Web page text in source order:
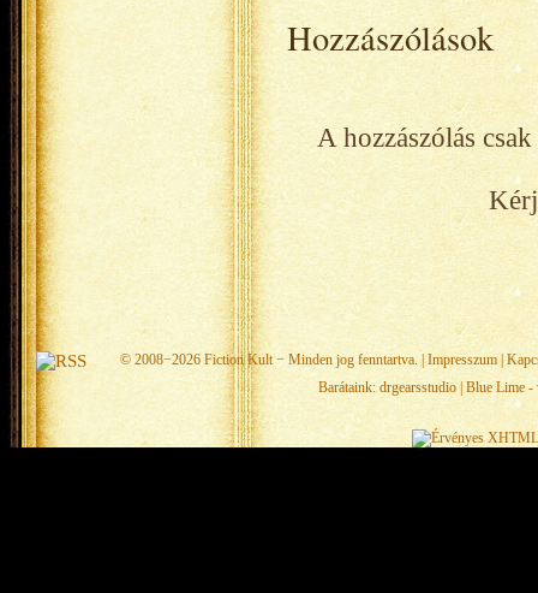
Hozzászólások
A hozzászólás
© 2008−2026 Fiction Kult− Minden jog fenntartva. | Impresszum|
Barátaink: drgearsstudio Blue Lime -